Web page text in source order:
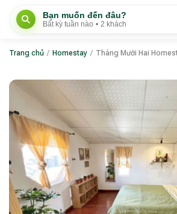
Bạn muốn đến đâu?
Bất kỳ tuần nào • 2 khách
Trang chủ / Homestay / Tháng Mười Hai